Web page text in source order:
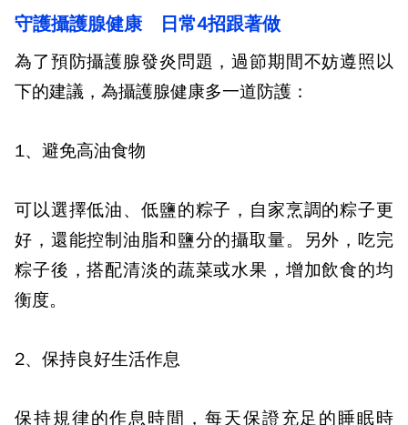
守護攝護腺健康 日常4招跟著做
為了預防攝護腺發炎問題，過節期間不妨遵照以
下的建議，為攝護腺健康多一道防護：
1、避免高油食物
可以選擇低油、低鹽的粽子，自家烹調的粽子更
好，還能控制油脂和鹽分的攝取量。 另外，吃完
粽子後，搭配清淡的蔬菜或水果，增加飲食的均
衡度。
2、保持良好生活作息
保持規律的作息時間，每天保證充足的睡眠時